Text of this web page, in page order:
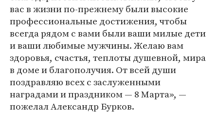
вас в жизни по-прежнему были высокие
профессиональные достижения, чтобы
всегда рядом с вами были ваши милые дети
и ваши любимые мужчины. Желаю вам
здоровья, счастья, теплоты душевной, мира
в доме и благополучия. От всей души
поздравляю всех с заслуженными
наградами и праздником — 8 Марта», —
пожелал Александр Бурков.